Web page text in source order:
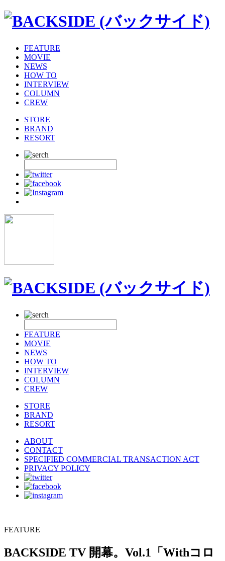
FEATURE
MOVIE
NEWS
HOW TO
INTERVIEW
COLUMN
CREW
STORE
BRAND
RESORT
FEATURE
MOVIE
NEWS
HOW TO
INTERVIEW
COLUMN
CREW
STORE
BRAND
RESORT
ABOUT
CONTACT
SPECIFIED COMMERCIAL TRANSACTION ACT
PRIVACY POLICY
FEATURE
BACKSIDE TV 開幕。Vol.1「Withコロ